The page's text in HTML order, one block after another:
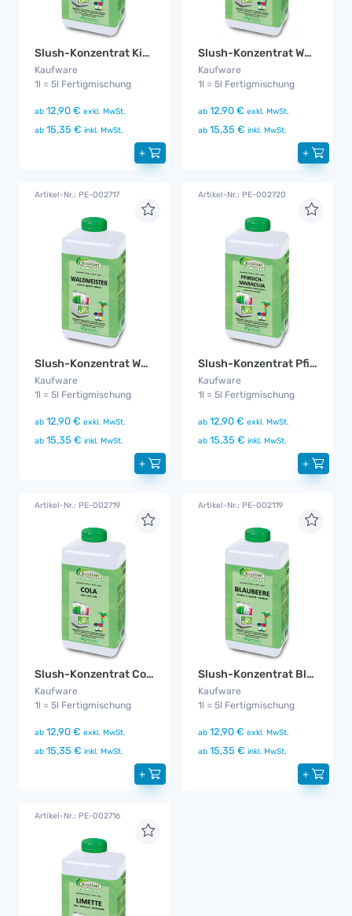
Slush-Konzentrat Kirsche Zuckerfrei
Kaufware
1l = 5l Fertigmischung
ab 12,90 € exkl. MwSt.
ab 15,35 € inkl. MwSt.
+
Slush-Konzentrat Wassermelone Zuckerfrei
Kaufware
1l = 5l Fertigmischung
ab 12,90 € exkl. MwSt.
ab 15,35 € inkl. MwSt.
+
Artikel-Nr.: PE-002717
Slush-Konzentrat Waldmeister Zuckerfrei
Kaufware
1l = 5l Fertigmischung
ab 12,90 € exkl. MwSt.
ab 15,35 € inkl. MwSt.
+
Artikel-Nr.: PE-002720
Slush-Konzentrat Pfirsich-Maracuja Zuckerfrei
Kaufware
1l = 5l Fertigmischung
ab 12,90 € exkl. MwSt.
ab 15,35 € inkl. MwSt.
+
Artikel-Nr.: PE-002719
Slush-Konzentrat Cola Zuckerfrei
Kaufware
1l = 5l Fertigmischung
ab 12,90 € exkl. MwSt.
ab 15,35 € inkl. MwSt.
+
Artikel-Nr.: PE-002119
Slush-Konzentrat Blaubeere
Kaufware
1l = 5l Fertigmischung
ab 12,90 € exkl. MwSt.
ab 15,35 € inkl. MwSt.
+
Artikel-Nr.: PE-002716